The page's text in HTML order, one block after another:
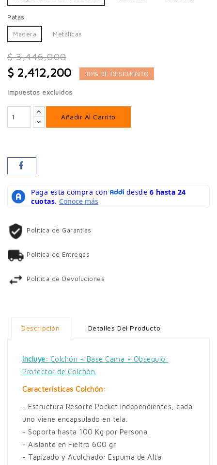
Patas
Madera Metálicas
$ 3,446,000
$ 2,412,200 30% DE DESCUENTO
Impuestos excluidos
Añadir Al Carrito
Política de Garantías
Política de Entregas
Política de Devoluciones
Descripción Detalles Del Producto
Incluye: Colchón + Base Cama + Obsequio:
Protector de Colchón.
Características Colchón:
- Estructura Resorte Pocket independientes, cada
uno viene encapsulado en tela.
- Soporta hasta 100 Kg por Persona.
- Aislante en Fieltro 600 gr.
- Tapizado y Acolchado: Espuma de Alta